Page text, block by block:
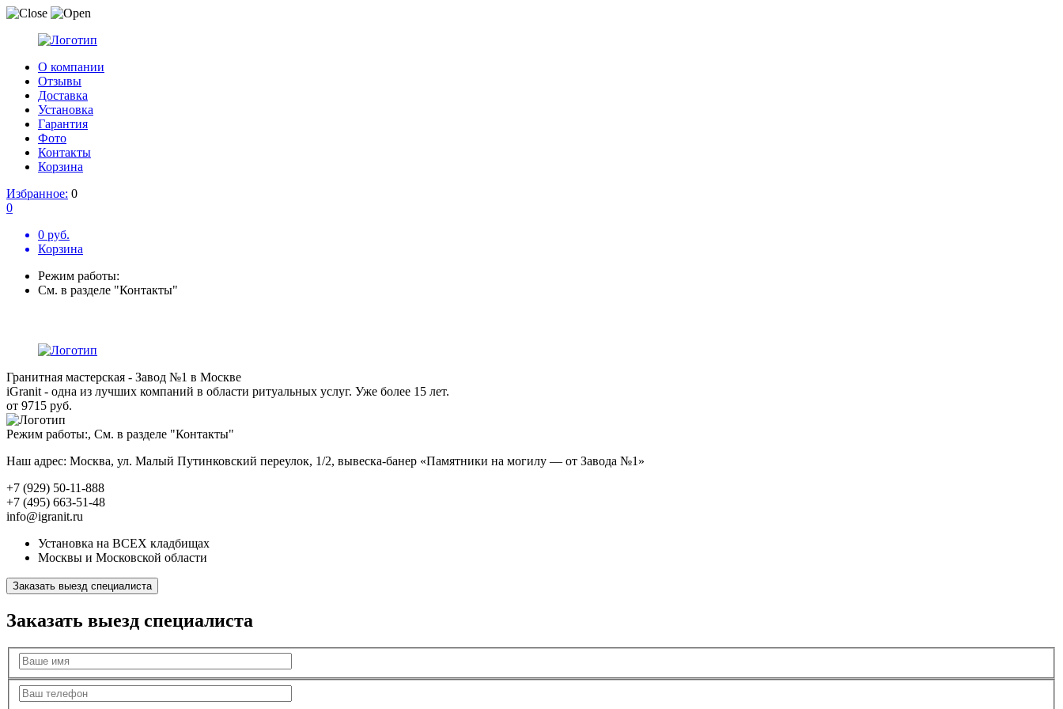
О компании
Отзывы
Доставка
Установка
Гарантия
Фото
Контакты
Корзина
Избранное: 0
0
0 руб.
Корзина
Режим работы:
См. в разделе "Контакты"
Гранитная мастерская - Завод №1 в Москве
iGranit - одна из лучших компаний в области ритуальных услуг. Уже более 15 лет.
от 9715 руб.
Режим работы:, См. в разделе "Контакты"
Наш адрес: Москва, ул. Малый Путинковский переулок, 1/2, вывеска-банер «Памятники на могилу — от Завода №1»
+7 (929) 50-11-888
+7 (495) 663-51-48
info@igranit.ru
Установка на ВСЕХ кладбищах
Москвы и Московской области
Заказать выезд специалиста
Заказать выезд специалиста